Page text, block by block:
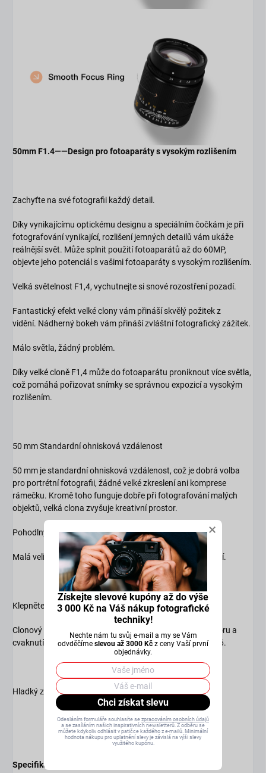
50mm F1.4——Design pro fotoaparáty s vysokým rozlišením
Zachyťte na své fotografii každý detail.
Díky vynikajícímu optickému designu a speciálním čočkám je při
fotografování vynikající, rozlišení jemných detailů vám ukáže
reálnější svět. Může splnit použití fotoaparátů až do 60MP,
objevte jeho potenciál s vašimi fotoaparáty s vysokým rozlišením.
Velká světelnost F1,4, vychutnejte si snové rozostření pozadí.
Fantastický efekt velké clony vám přináší skvělý požitek z
vidění. Nádherný bokeh vám přináší zvláštní fotografický zážitek.
Málo světla, žádný problém.
Díky velké cloně F1,4 může do fotoaparátu proniknout více světla,
což pomáhá pořizovat snímky se správnou expozicí a vysokým
rozlišením.
50 mm Standardní ohnisková vzdálenost
50 mm je standardní ohnisková vzdálenost, což je dobrá volba
pro portrétní fotografii, žádné velké zkreslení ani komprese
rámečku. Kromě toho funguje dobře při fotografování malých
objektů, velká clona zvyšuje kreativní prostor.
Pohodlný dotek
Malá velikost, vyberte si ji prosím, až půjdete ven na focení.
Klepněte na Clona
Clonový kroužek je odstupňován se správnou mírou odporu a
cvaknutí, přičemž značky na tečkách jsou od f/1,4 do f/16.
Hladký zaostřovací kroužek
Specifikace objektivu
×
Získejte slevové kupóny až do výše
3 000 Kč na Váš nákup fotografické
techniky!
Nechte nám tu svůj e-mail a my se Vám
odvděčíme slevou až 3000 Kč z ceny Vaší první
objednávky.
Chci získat slevu
Odesláním formuláře souhlasíte se zpracováním osobních údajů
a se zasíláním našich inspirativních newsletterů. Z odběru se
můžete kdykoliv odhlásit v patičce každého z e-mailů. Minimální
hodnota nákupu pro uplatnění slevy je závislá na výši slevy
využitého kupónu.